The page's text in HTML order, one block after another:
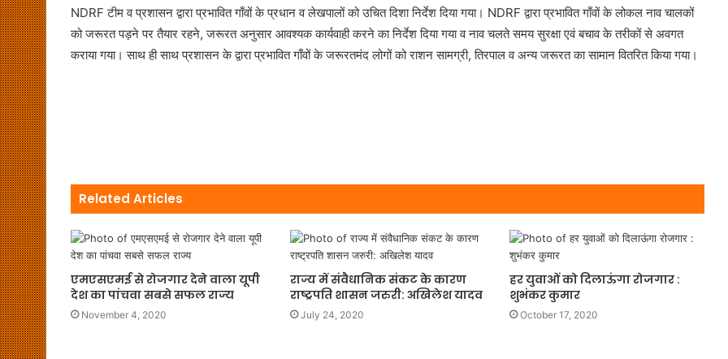
NDRF टीम व प्रशासन द्वारा प्रभावित गाँवों के प्रधान व लेखपालों को उचित दिशा निर्देश दिया गया। NDRF द्वारा प्रभावित गाँवों के लोकल नाव चालकों
को जरूरत पड़ने पर तैयार रहने, जरूरत अनुसार आवश्यक कार्यवाही करने का निर्देश दिया गया व नाव चलते समय सुरक्षा एवं बचाव के तरीकों से अवगत
कराया गया। साथ ही साथ प्रशासन के द्वारा प्रभावित गाँवों के जरूरतमंद लोगों को राशन सामग्री, तिरपाल व अन्य जरूरत का सामान वितरित किया गया।
Related Articles
एमएसएमई से रोजगार देने वाला यूपी
देश का पांचवा सबसे सफल राज्‍य
November 4, 2020
राज्य में संवैधानिक संकट के कारण
राष्ट्रपति शासन जरुरी: अखिलेश यादव
July 24, 2020
हर युवाओं को दिलाऊंगा रोजगार :
शुभंकर कुमार
October 17, 2020